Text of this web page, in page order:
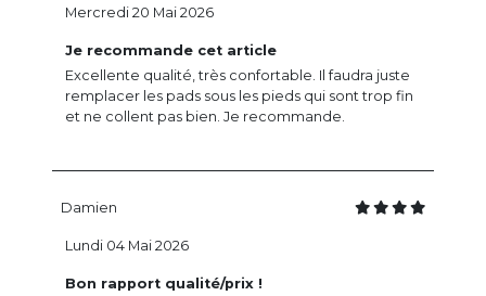
Je recommande cet article
Excellente qualité, très confortable. Il faudra juste
remplacer les pads sous les pieds qui sont trop fin
et ne collent pas bien. Je recommande.
Mercredi 20 Mai 2026
Damien
Bon rapport qualité/prix !
Lundi 04 Mai 2026